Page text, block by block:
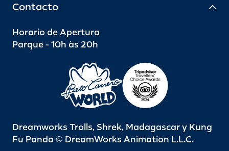
Contacto
Horario de Apertura
Parque - 10h às 20h
Dreamworks Trolls, Shrek, Madagascar y Kung
Fu Panda © DreamWorks Animation L.L.C.